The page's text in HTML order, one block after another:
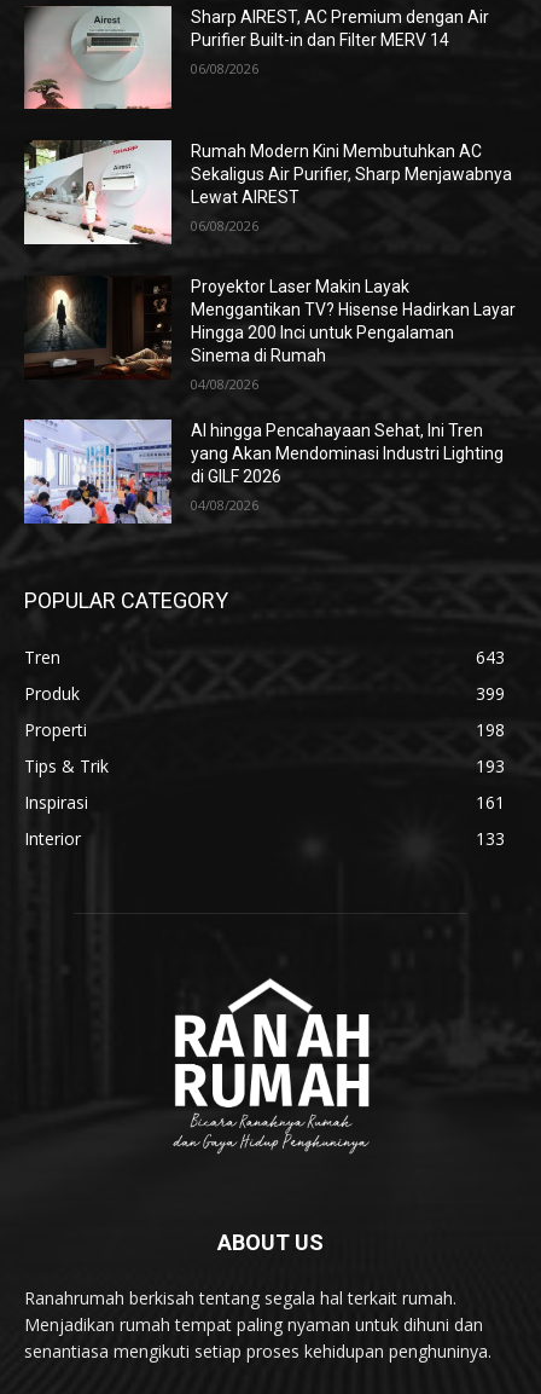
Sharp AIREST, AC Premium dengan Air
Purifier Built-in dan Filter MERV 14
06/08/2026
Rumah Modern Kini Membutuhkan AC
Sekaligus Air Purifier, Sharp Menjawabnya
Lewat AIREST
06/08/2026
Proyektor Laser Makin Layak
Menggantikan TV? Hisense Hadirkan Layar
Hingga 200 Inci untuk Pengalaman
Sinema di Rumah
04/08/2026
AI hingga Pencahayaan Sehat, Ini Tren
yang Akan Mendominasi Industri Lighting
di GILF 2026
04/08/2026
POPULAR CATEGORY
Tren
643
Produk
399
Properti
198
Tips & Trik
193
Inspirasi
161
Interior
133
ABOUT US
Ranahrumah berkisah tentang segala hal terkait rumah.
Menjadikan rumah tempat paling nyaman untuk dihuni dan
senantiasa mengikuti setiap proses kehidupan penghuninya.